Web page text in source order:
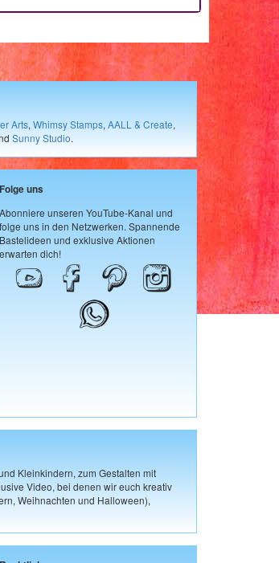
Arts, Whimsy Stamps, AALL & Create,
Sunny Studio.
Folge uns
Abonniere unseren YouTube-Kanal und
folge uns in den Netzwerken. Spannende
Bastelideen und exklusive Aktionen
erwarten dich!
Kleinkindern, zum Gestalten mit
Video, bei denen wir euch kreativ
Weihnachten und Halloween),